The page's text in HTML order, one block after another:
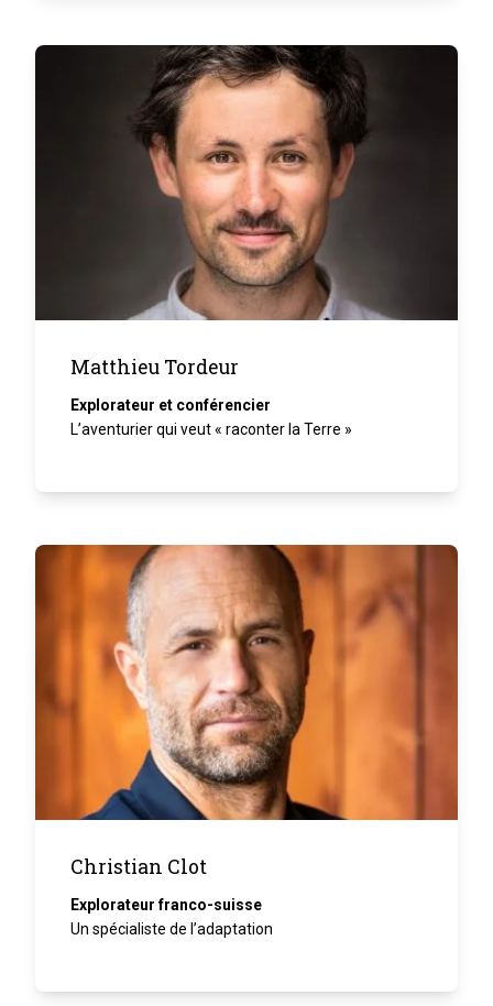
Matthieu Tordeur
Explorateur et conférencier
L’aventurier qui veut « raconter la Terre »
Christian Clot
Explorateur franco-suisse
Un spécialiste de l’adaptation